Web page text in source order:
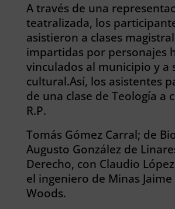
A través de una
teatralizada, los
asistieron a clases
impartidas por personajes
vinculados al municipio y a
cultural.Así, los asistentes
de una clase de Teología a
R.P.
Tomás Gómez Carral; de
Augusto González de
Derecho, con Claudio
el ingeniero de Minas
Woods.